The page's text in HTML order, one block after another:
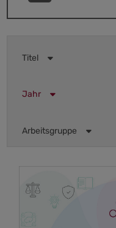
Titel
Jahr
Arbeitsgruppe